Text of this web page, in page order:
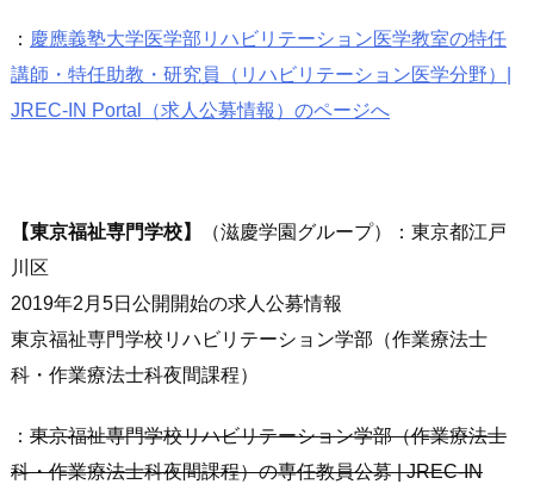
： 慶應義塾大学医学部リハビリテーション医学教室の特任
講師・特任助教・研究員（リハビリテーション医学分野）|
JREC-IN Portal（求人公募情報）のページへ
【東京福祉専門学校】
（滋慶学園グループ）：東京都江戸
川区
2019年2月5日公開開始の求人公募情報
東京福祉専門学校リハビリテーション学部（作業療法士
科・作業療法士科夜間課程）
： 東京福祉専門学校リハビリテーション学部（作業療法士
科・作業療法士科夜間課程）の専任教員公募 | JREC-IN